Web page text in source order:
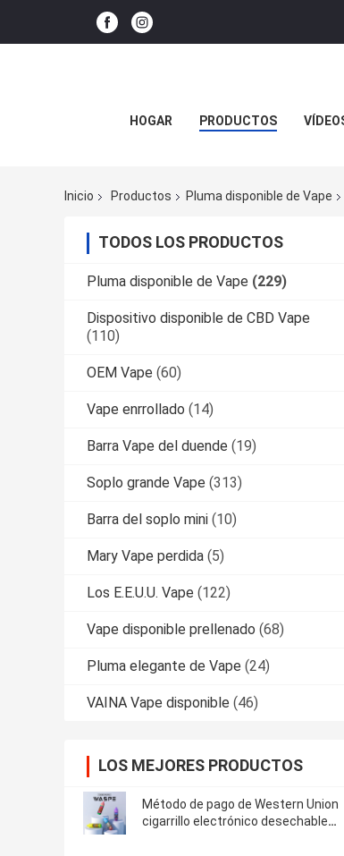
HOGAR PRODUCTOS
Inicio Productos Pluma disponible de Vape
TODOS LOS PRODUCTOS
Pluma disponible de Vape (229)
Dispositivo disponible de CBD Vape
(110)
OEM Vape (60)
Vape enrrollado (14)
Barra Vape del duende (19)
Soplo grande Vape (313)
Barra del soplo mini (10)
Mary Vape perdida (5)
Los E.E.U.U. Vape (122)
Vape disponible prellenado (68)
Pluma elegante de Vape (24)
VAINA Vape disponible (46)
LOS MEJORES PRODUCTOS
Método de pago de Western Union
cigarrillo electrónico desechable